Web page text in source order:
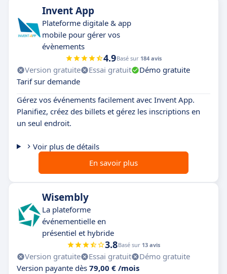
Invent App
Plateforme digitale & app
mobile pour gérer vos
évènements
4.9Basé sur 184 avis
Version gratuite Essai gratuit
Démo gratuite
Tarif sur demande
Gérez vos événements facilement avec Invent App.
Planifiez, créez des billets et gérez les inscriptions en
un seul endroit.
Voir plus de détails
En savoir plus
Wisembly
La plateforme
événementielle en
présentiel et hybride
3.8Basé sur 13 avis
Version gratuite Essai gratuit
Démo gratuite
Version payante dès 79,00 € /mois